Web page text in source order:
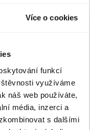
Více o cookies
funkcí
využíváme
náš web používáte,
média, inzerci a
s dalšími